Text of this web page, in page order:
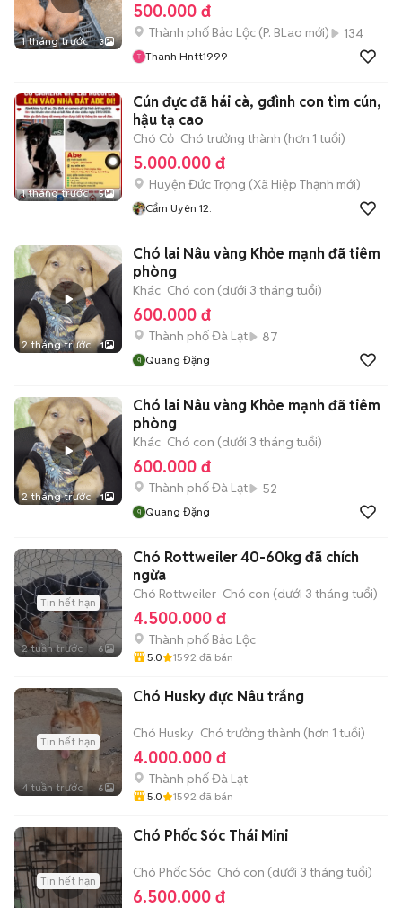
1 tháng trước 3
500.000 đ
Thành phố Bảo Lộc (P. BLao mới) 134
Thanh Hntt1999
1 tháng trước 5
Cún đực đã hái cà, gđình con tìm cún,
hậu tạ cao
Chó Cỏ Chó trưởng thành (hơn 1 tuổi)
5.000.000 đ
Huyện Đức Trọng (Xã Hiệp Thạnh mới)
Cẩm Uyên 12.
2 tháng trước 1
Chó lai Nâu vàng Khỏe mạnh đã tiêm
phòng
Khác Chó con (dưới 3 tháng tuổi)
600.000 đ
Thành phố Đà Lạt 87
Quang Đặng
2 tháng trước 1
Chó lai Nâu vàng Khỏe mạnh đã tiêm
phòng
Khác Chó con (dưới 3 tháng tuổi)
600.000 đ
Thành phố Đà Lạt 52
Quang Đặng
Tin hết hạn
2 tuần trước 6
Chó Rottweiler 40-60kg đã chích
ngừa
Chó Rottweiler Chó con (dưới 3 tháng tuổi)
4.500.000 đ
Thành phố Bảo Lộc
5.0 1592 đã bán
Tin hết hạn
4 tuần trước 6
Chó Husky đực Nâu trắng
Chó Husky Chó trưởng thành (hơn 1 tuổi)
4.000.000 đ
Thành phố Đà Lạt
5.0 1592 đã bán
Tin hết hạn
Chó Phốc Sóc Thái Mini
Chó Phốc Sóc Chó con (dưới 3 tháng tuổi)
6.500.000 đ